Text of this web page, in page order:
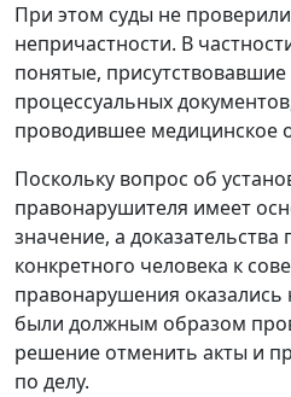
При этом суды не
непричастности. В
понятые,
процессуальных
проводившее медицинское
Поскольку вопрос об
правонарушителя имеет
значение, а доказательства
конкретного человека к
правонарушения
были должным образом
решение отменить акты и
по делу.